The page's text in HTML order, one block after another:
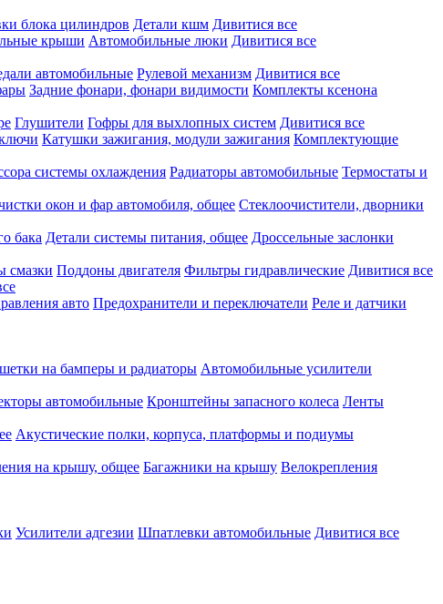
блока цилиндров Детали кшм Дивитися все
крыши Автомобильные люки Дивитися все
автомобильные Рулевой механизм Дивитися все
Задние фонари, фонари видимости Комплекты ксенона
Глушители Гофры для выхлопных систем Дивитися все
Катушки зажигания, модули зажигания Комплектующие
системы охлаждения Радиаторы автомобильные Термостаты и
окон и фар автомобиля, общее Стеклоочистители, дворники
бака Детали системы питания, общее Дроссельные заслонки
смазки Поддоны двигателя Фильтры гидравлические Дивитися все
авто Предохранители и переключатели Реле и датчики
на бамперы и радиаторы Автомобильные усилители
автомобильные Кронштейны запасного колеса Ленты
Акустические полки, корпуса, платформы и подиумы
на крышу, общее Багажники на крышу Велокрепления
Усилители адгезии Шпатлевки автомобильные Дивитися все